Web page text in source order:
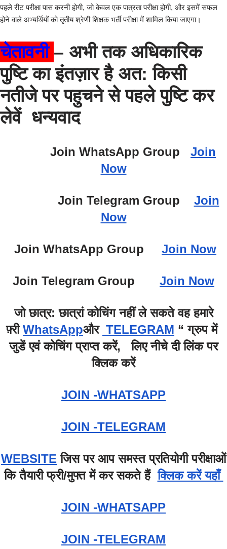
पहले रीट परीक्षा पास करनी होगी, जो केवल एक पात्रता परीक्षा होगी, और इसमें सफल
होने वाले अभ्यर्थियों को तृतीय श्रेणी शिक्षक भर्ती परीक्षा में शामिल किया जाएगा।
चेतावनी – अभी तक अधिकारिक
पुष्टि का इंतज़ार है अत: किसी
नतीजे पर पहुचने से पहले पुष्टि कर
लेवें धन्यवाद
Join WhatsApp Group Join
Now
Join Telegram Group Join
Now
Join WhatsApp Group Join Now
Join Telegram Group Join Now
जो छात्र: छात्रां कोचिंग नहीं ले सकते वह हमारे
फ़्रीWhatsAppऔर TELEGRAM “ ग्रुप में
जुडें एवं कोचिंग प्राप्त करें, लिए नीचे दी लिंक पर
क्लिक करें
JOIN -WHATSAPP
JOIN -TELEGRAM
WEBSITE जिस पर आप समस्त प्रतियोगी परीक्षाओं
कि तैयारी फ्री/मुफ्त में कर सकते हैंक्लिक करें यहाँ
JOIN -WHATSAPP
JOIN -TELEGRAM